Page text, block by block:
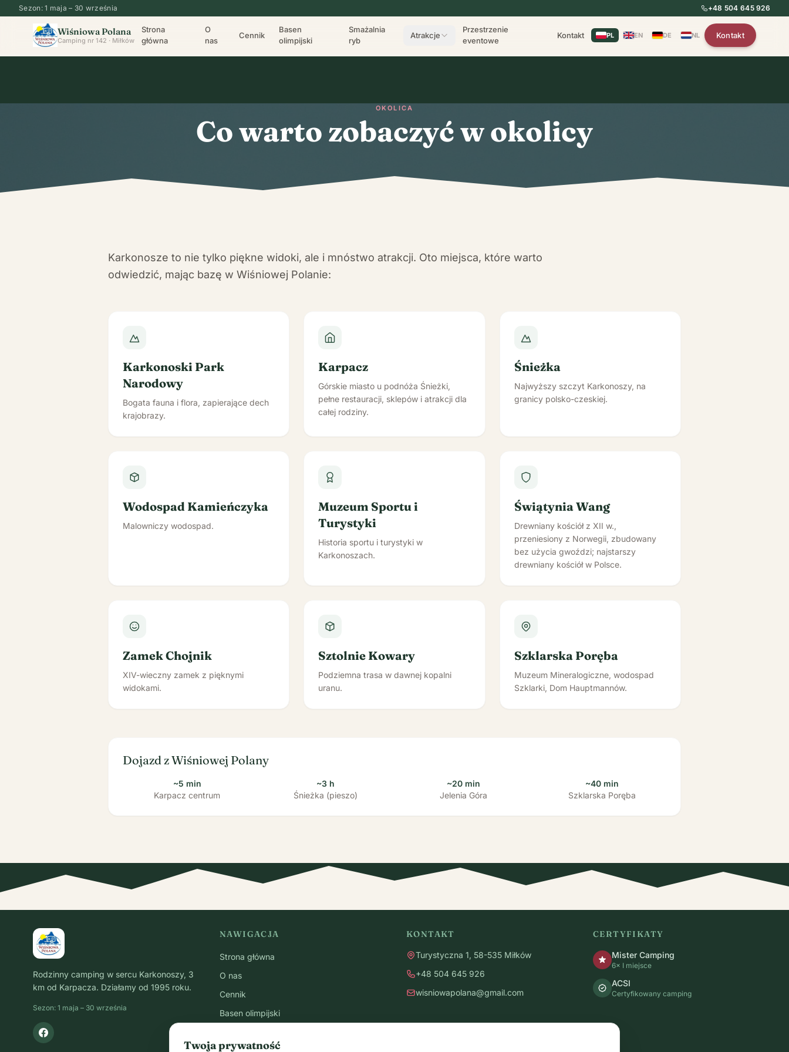
Sezon: 1 maja – 30 września +48 504 645 926
Wiśniowa Polana
Camping nr 142 · Miłków
Strona
główna
O
nas
Cennik
Basen
olimpijski
Smażalnia
ryb
Atrakcje
Przestrzenie
eventowe
Kontakt PL EN DE NL Kontakt
OKOLICA
Co warto zobaczyć w okolicy
Karkonosze to nie tylko piękne widoki, ale i mnóstwo atrakcji. Oto miejsca, które warto
odwiedzić, mając bazę w Wiśniowej Polanie:
Karkonoski Park
Narodowy
Bogata fauna i flora, zapierające dech
krajobrazy.
Karpacz
Górskie miasto u podnóża Śnieżki,
pełne restauracji, sklepów i atrakcji dla
całej rodziny.
Śnieżka
Najwyższy szczyt Karkonoszy, na
granicy polsko-czeskiej.
Wodospad Kamieńczyka
Malowniczy wodospad.
Muzeum Sportu i
Turystyki
Historia sportu i turystyki w
Karkonoszach.
Świątynia Wang
Drewniany kościół z XII w.,
przeniesiony z Norwegii, zbudowany
bez użycia gwoździ; najstarszy
drewniany kościół w Polsce.
Zamek Chojnik
XIV-wieczny zamek z pięknymi
widokami.
Sztolnie Kowary
Podziemna trasa w dawnej kopalni
uranu.
Szklarska Poręba
Muzeum Mineralogiczne, wodospad
Szklarki, Dom Hauptmannów.
Dojazd z Wiśniowej Polany
~5 min
Karpacz centrum
~3 h
Śnieżka (pieszo)
~20 min
Jelenia Góra
~40 min
Szklarska Poręba
Rodzinny camping w sercu Karkonoszy, 3
km od Karpacza. Działamy od 1995 roku.
Sezon: 1 maja – 30 września
NAWIGACJA
Strona główna
O nas
Cennik
Basen olimpijski
KONTAKT
Turystyczna 1, 58-535 Miłków
+48 504 645 926
wisniowapolana@gmail.com
CERTYFIKATY
Mister Camping
6× I miejsce
ACSI
Certyfikowany camping
Twoja prywatność